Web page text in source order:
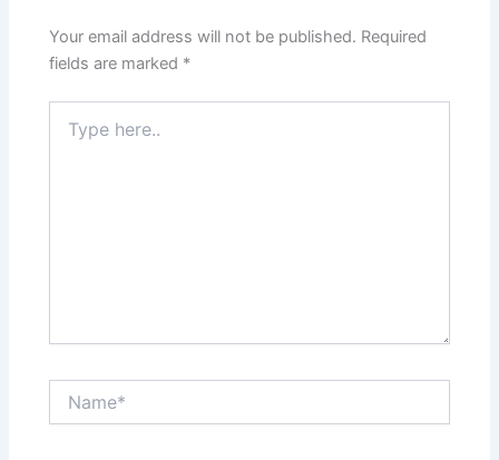
Your email address will not be published. Required
fields are marked *
here..